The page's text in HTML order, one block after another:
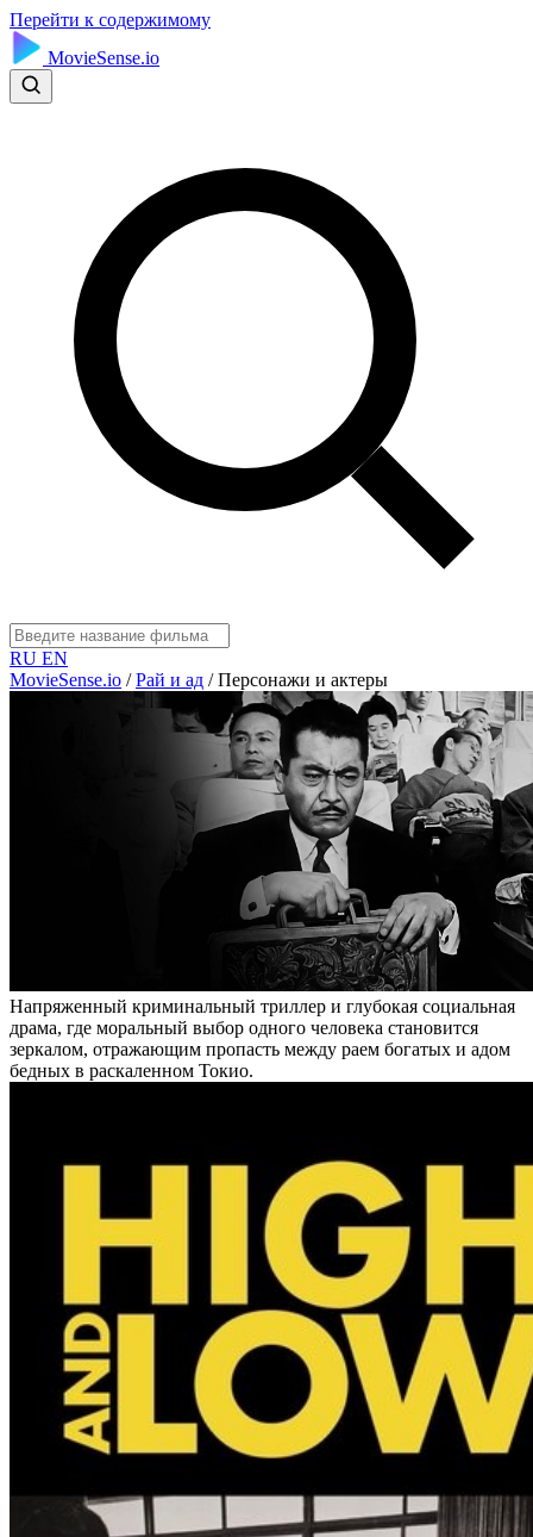
Перейти к содержимому
MovieSense.io
RU EN
MovieSense.io / Рай и ад / Персонажи и актеры
Напряженный криминальный триллер и глубокая социальная
драма, где моральный выбор одного человека становится
зеркалом, отражающим пропасть между раем богатых и адом
бедных в раскаленном Токио.